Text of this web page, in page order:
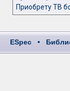
Приобрету TB
ESpec •